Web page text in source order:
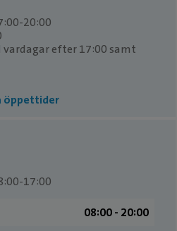
20:00
efter 17:00 samt
öppettider
17:00
08:00 ­- 20:00